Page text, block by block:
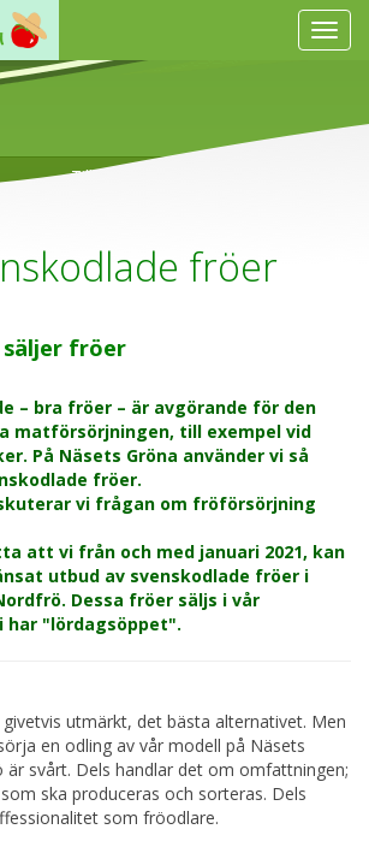
Visa/
Tillbaka
fröer
säljer fröer
– bra fröer – är avgörande för den
matförsörjningen, till exempel vid
På Näsets Gröna använder vi så
fröer.
vi frågan om fröförsörjning
att vi från och med januari 2021, kan
utbud av svenskodlade fröer i
Dessa fröer säljs i vår
har "lördagsöppet".
utmärkt, det bästa alternativet. Men
en odling av vår modell på Näsets
svårt. Dels handlar det om omfattningen;
ska produceras och sorteras. Dels
som fröodlare.